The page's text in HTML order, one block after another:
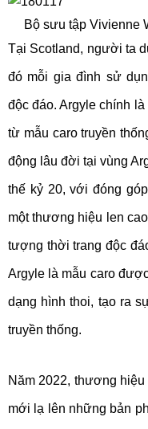
Bộ sưu tập Vivienne
Tại Scotland, người ta
đó mỗi gia đình sử
độc đáo. Argyle chính
từ mẫu caro truyền
động lâu đời tại vùng
thế kỷ 20, với đóng
một thương hiệu len
tượng thời trang độc
Argyle là mẫu caro
dạng hình thoi, tạo ra
truyền thống.
Năm 2022, thương
mới lạ lên những bản